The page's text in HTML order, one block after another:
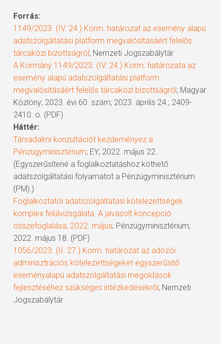
Forrás:
1149/2023. (IV. 24.) Korm. határozat az esemény alapú
adatszolgáltatási platform megvalósításáért felelős
tárcaközi bizottságról; Nemzeti Jogszabálytár
A Kormány 1149/2023. (IV. 24.) Korm. határozata az
esemény alapú adatszolgáltatási platform
megvalósításáért felelős tárcaközi bizottságról; Magyar
Közlöny; 2023. évi 60. szám; 2023. április 24.; 2409-
2410. o. (PDF)
Háttér:
Társadalmi konzultációt kezdeményez a
Pénzügyminisztérium; EY; 2022. május 22.
(Egyszerűsítené a foglalkoztatáshoz köthető
adatszolgáltatási folyamatot a Pénzügyminisztérium
(PM).)
Foglalkoztatói adatszolgáltatási kötelezettségek
komplex felülvizsgálata. A javasolt koncepció
összefoglalása, 2022. május; Pénzügyminisztérium;
2022. május 18. (PDF)
1056/2023. (II. 27.) Korm. határozat az adózói
adminisztrációs kötelezettségeket egyszerűsítő
eseményalapú adatszolgáltatási megoldások
fejlesztéséhez szükséges intézkedésekről; Nemzeti
Jogszabálytár